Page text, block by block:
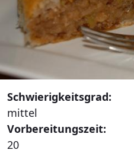
Schwierigkeitsgrad:
mittel
Vorbereitungszeit:
20